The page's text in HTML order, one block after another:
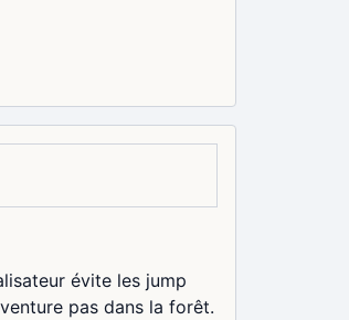
évite les jump
pas dans la forêt.